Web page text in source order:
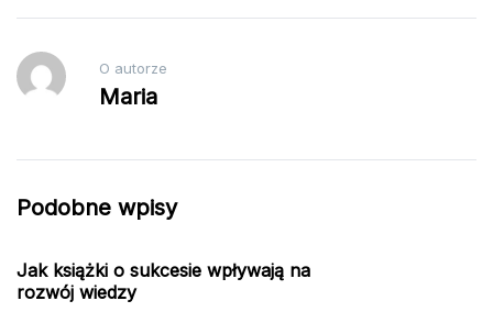
O autorze
Maria
Podobne wpisy
Jak książki o sukcesie wpływają na
rozwój wiedzy